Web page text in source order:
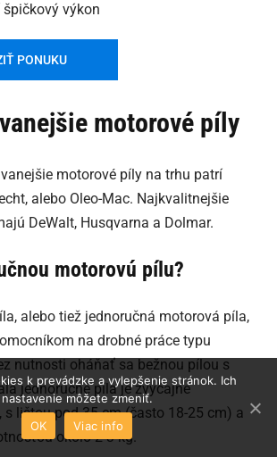
výkon
PONUKU
motorové píly
motorové píly na trhu patrí
alebo Oleo-Mac. Najkvalitnejšie
DeWalt, Husqvarna a Dolmar.
motorovú pílu?
alebo tiež jednoručná motorová píla,
na drobné práce typu
nutnosti oháňať sa bežnou pílou s
jednoručné píla je zvyčajne
s lištou pod 35 cm (často 18-25 cm) a
okolo 2-3 kg.
k prevádzke a vylepšenie stránok. Ich
nastavenie môžete zmeniť.
OK
Viac info